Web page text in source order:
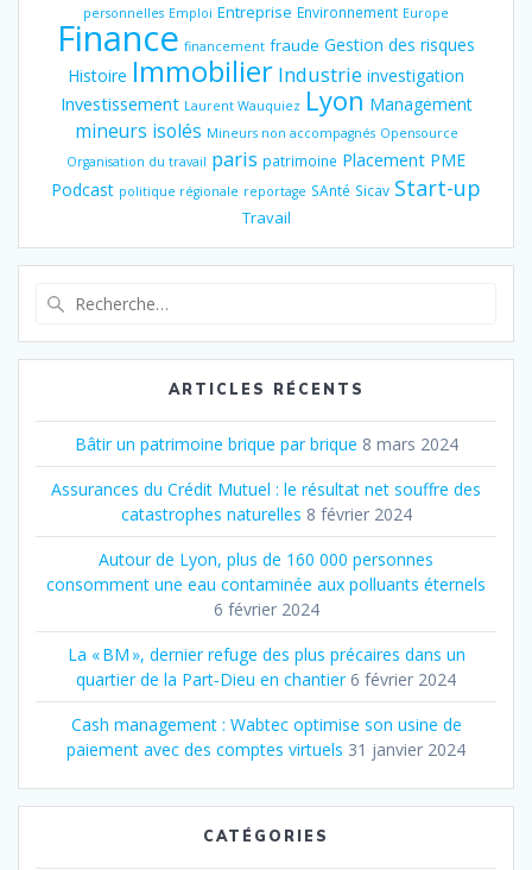
personnelles Emploi Entreprise Environnement Europe
Finance financement fraude Gestion des risques
Histoire Immobilier Industrie investigation
Investissement Laurent Wauquiez Lyon Management
mineurs isolés Mineurs non accompagnés Opensource
Organisation du travail paris patrimoine Placement PME
Podcast politique régionale reportage SAnté Sicav Start-up
Travail
:
ARTICLES RÉCENTS
Bâtir un patrimoine brique par brique 8 mars 2024
Assurances du Crédit Mutuel : le résultat net souffre des
catastrophes naturelles 8 février 2024
Autour de Lyon, plus de 160 000 personnes
consomment une eau contaminée aux polluants éternels
6 février 2024
La « BM », dernier refuge des plus précaires dans un
quartier de la Part‐Dieu en chantier 6 février 2024
Cash management : Wabtec optimise son usine de
paiement avec des comptes virtuels 31 janvier 2024
CATÉGORIES